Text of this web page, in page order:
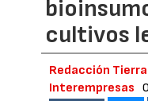
cultivos
Redacción
Interempresas